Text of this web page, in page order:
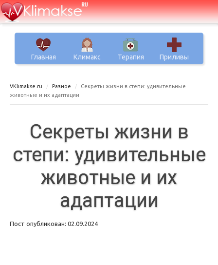
Главная Климакс Терапия Приливы
VKlimakse.ru Разное
Секреты жизни в степи: удивительные
животные и их адаптации
Секреты жизни в
степи: удивительные
животные и их
адаптации
Пост опубликован: 02.09.2024